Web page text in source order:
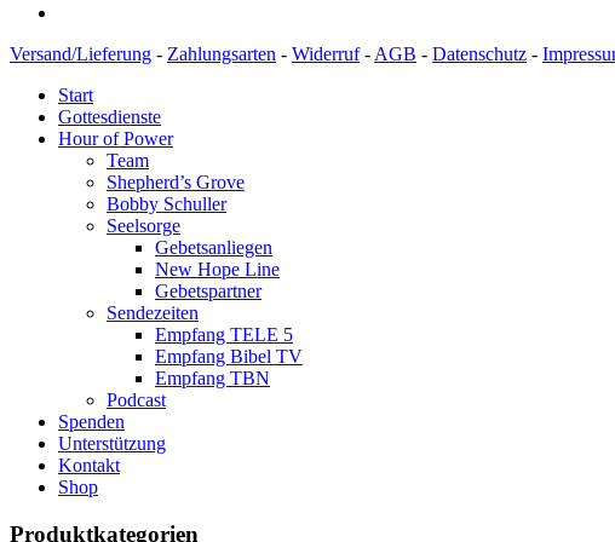
Versand/Lieferung - Zahlungsarten - Widerruf- AGB - Datenschutz -
Start
Gottesdienste
Hour of Power
Team
Shepherd’s Grove
Bobby Schuller
Seelsorge
Gebetsanliegen
New Hope Line
Gebetspartner
Sendezeiten
Empfang TELE 5
Empfang Bibel TV
Empfang TBN
Podcast
Spenden
Unterstützung
Kontakt
Shop
Produktkategorien